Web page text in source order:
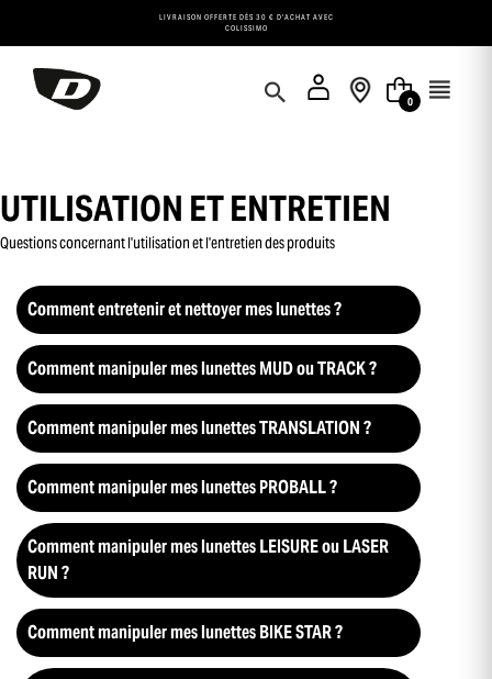
LIVRAISON OFFERTE DÈS 30 € D'ACHAT AVEC
COLISSIMO
0
UTILISATION ET ENTRETIEN
Questions concernant l'utilisation et l'entretien des produits
Comment entretenir et nettoyer mes lunettes ?
Comment manipuler mes lunettes MUD ou TRACK ?
Comment manipuler mes lunettes TRANSLATION ?
Comment manipuler mes lunettes PROBALL ?
Comment manipuler mes lunettes LEISURE ou LASER
RUN ?
Comment manipuler mes lunettes BIKE STAR ?